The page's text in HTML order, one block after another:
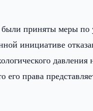
были приняты меры
инициативе
права